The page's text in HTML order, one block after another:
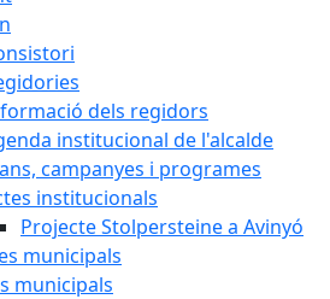
dels regidors
institucional de l'alcalde
campanyes i programes
institucionals
Projecte Stolpersteine a Avinyó
municipals
municipals